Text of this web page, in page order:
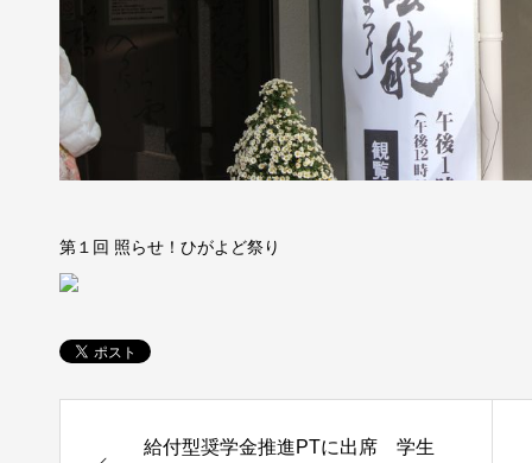
第１回 照らせ！ひがよど祭り
給付型奨学金推進PTに出席 学生